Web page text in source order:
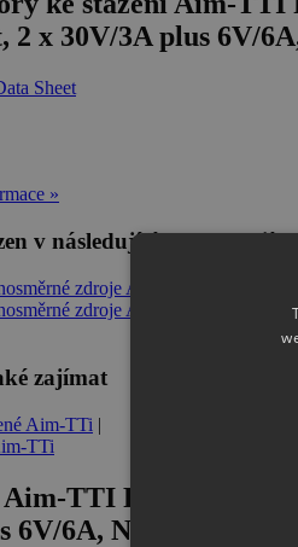
2 x 30V/3A plus 6V/
Sheet
»
v následujících kategoriích
zdroje Aim-TTi
zdroje Aim-TTi
zajímat
Aim-TTi |
TTi
Aim-TTI PL303QMT
6V/6A, No Interfaces